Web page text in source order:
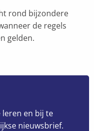
rond bijzondere
de regels
gelden.
en bij te
nieuwsbrief.